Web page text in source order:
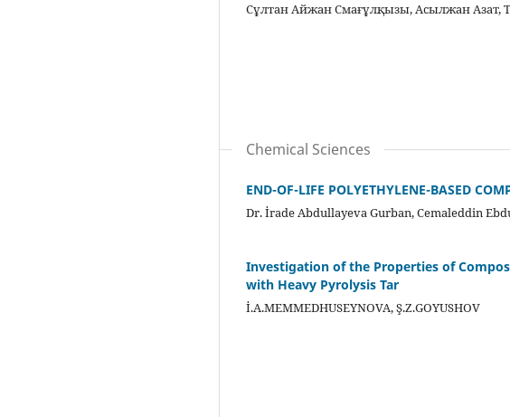
Сұлтан Айжан Смағұлқызы, Асылжан Азат,
Chemical Sciences
END-OF-LIFE POLYETHYLENE-BASED
Dr. İrade Abdullayeva Gurban, Cemaleddin
Investigation of the Properties of
with Heavy Pyrolysis Tar
İ.A.MEMMEDHUSEYNOVA, Ş.Z.GOYUSHOV